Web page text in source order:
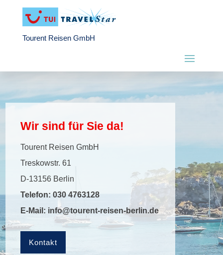
Tourent Reisen GmbH
Wir sind für Sie da!
Tourent Reisen GmbH
Treskowstr. 61
D-13156 Berlin
Telefon:030 4763128
E-Mail: info@tourent-reisen-berlin.de
Kontakt